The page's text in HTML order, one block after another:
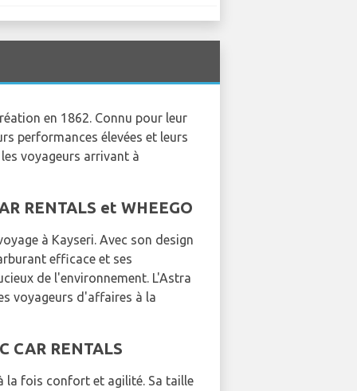
en 1862. Connu pour leur
performances élevées et leurs
voyageurs arrivant à
RENTALS et WHEEGO
à Kayseri. Avec son design
efficace et ses
de l'environnement. L'Astra
voyageurs d'affaires à la
RENTALS
la fois confort et agilité. Sa taille